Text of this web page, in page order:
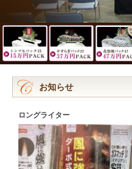
お知らせ
ロングライター